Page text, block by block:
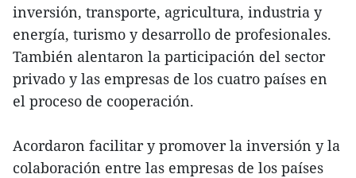
inversión, transporte, agricultura, industria y
energía, turismo y desarrollo de profesionales.
También alentaron la participación del sector
privado y las empresas de los cuatro países en
el proceso de cooperación.
Acordaron facilitar y promover la inversión y la
colaboración entre las empresas de los países